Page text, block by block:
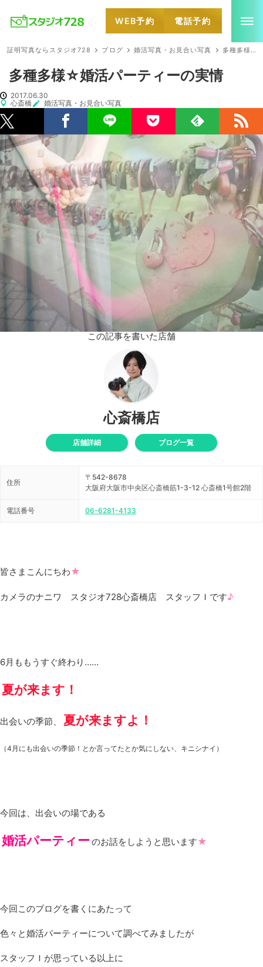
WEB予約 電話予約
証明写真ならスタジオ728 ブログ 婚活写真・お見合い写真 多種多様☆婚活パーティーの実情
多種多様☆婚活パーティーの実情
2017.06.30
心斎橋
婚活写真・お見合い写真
この記事を書いた店舗
心斎橋店
店舗詳細 ブログ一覧
住所
〒542-8678
大阪府大阪市中央区心斎橋筋1-3-12 心斎橋1号館2階
電話番号 06-6281-4133
皆さまこんにちわ★
カメラのナニワ スタジオ728心斎橋店 スタッフＩです♪
6月ももうすぐ終わり……
夏が来ます！
出会いの季節、 夏が来ますよ！
（4月にも出会いの季節！とか言ってたとか気にしない、キニシナイ）
今回は、出会いの場である
婚活パーティー のお話をしようと思います★
今回このブログを書くにあたって
色々と婚活パーティーについて調べてみましたが
スタッフＩが思っている以上に